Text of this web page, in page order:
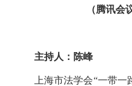
（腾讯会
主持人：陈峰
上海市法学会“一带